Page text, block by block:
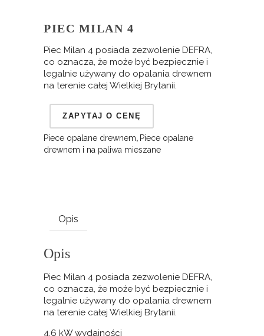
PIEC MILAN 4
Piec Milan 4 posiada zezwolenie DEFRA,
co oznacza, że może być bezpiecznie i
legalnie używany do opalania drewnem
na terenie całej Wielkiej Brytanii.
Piece opalane drewnem, Piece opalane
drewnem i na paliwa mieszane
Opis
Opis
Piec Milan 4 posiada zezwolenie DEFRA,
co oznacza, że może być bezpiecznie i
legalnie używany do opalania drewnem
na terenie całej Wielkiej Brytanii.
4.6 kW wydajności